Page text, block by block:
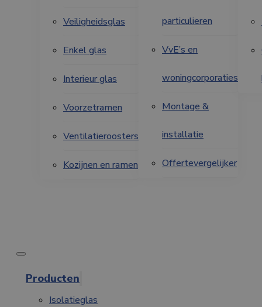
Veiligheidsglas
Enkel glas
Interieur glas
Voorzetramen
Ventilatieroosters
Kozijnen en ramen
particulieren
VvE’s en
woningcorporaties
Montage &
installatie
Offertevergelijker
Producten
Isolatieglas